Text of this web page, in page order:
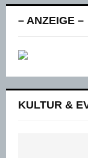
– ANZEIGE –
KULTUR &